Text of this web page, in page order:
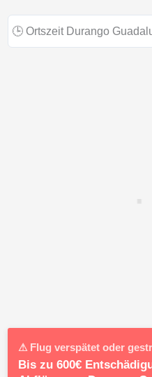
🕒 Ortszeit Durango
⚠ Flug verspätet oder
Bis zu 600€